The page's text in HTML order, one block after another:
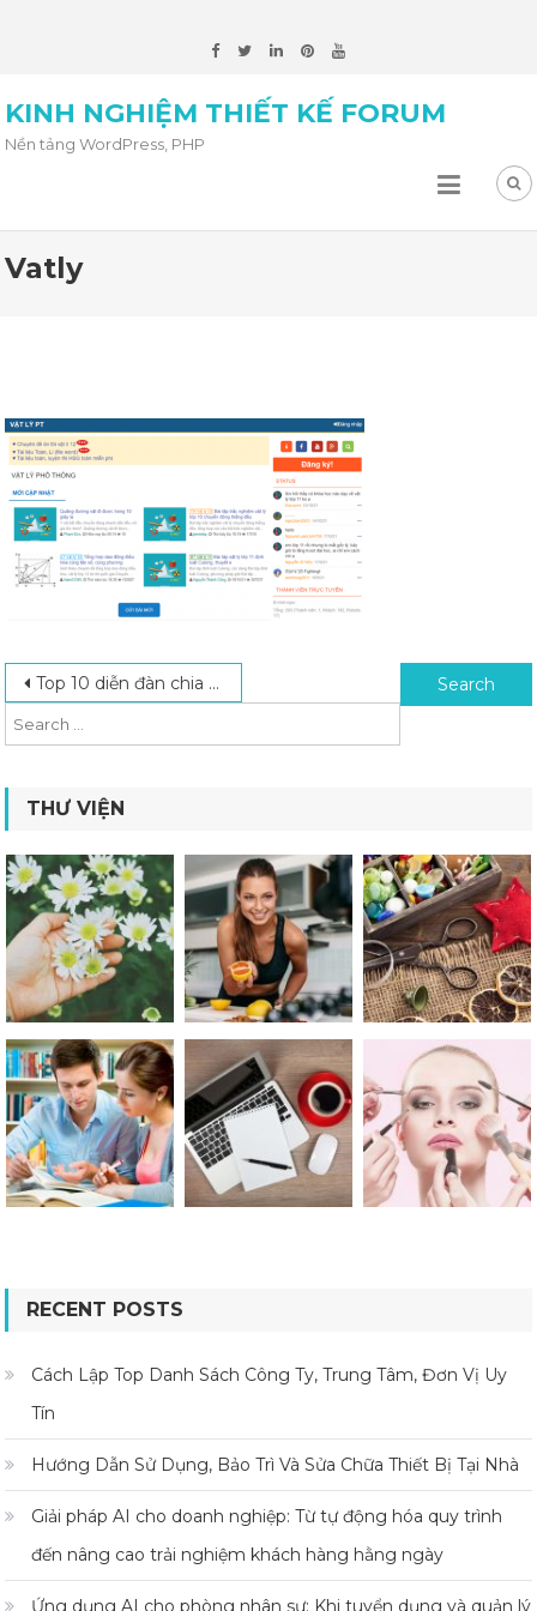
KINH NGHIỆM THIẾT KẾ FORUM
Nền tảng WordPress, PHP
Vatly
Post navigation
Top 10 diễn đàn chia sẻ kinh nghiệm học tập hữu ích cho học sinh Search for:
THƯ VIỆN
RECENT POSTS
Cách Lập Top Danh Sách Công Ty, Trung Tâm, Đơn Vị Uy
Tín
Hướng Dẫn Sử Dụng, Bảo Trì Và Sửa Chữa Thiết Bị Tại Nhà
Giải pháp AI cho doanh nghiệp: Từ tự động hóa quy trình
đến nâng cao trải nghiệm khách hàng hằng ngày
Ứng dụng AI cho phòng nhân sự: Khi tuyển dụng và quản lý